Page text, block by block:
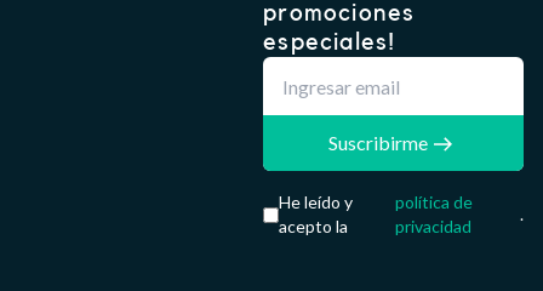
promociones
especiales!
Suscribirme
He leído y
acepto la
política de
privacidad
.